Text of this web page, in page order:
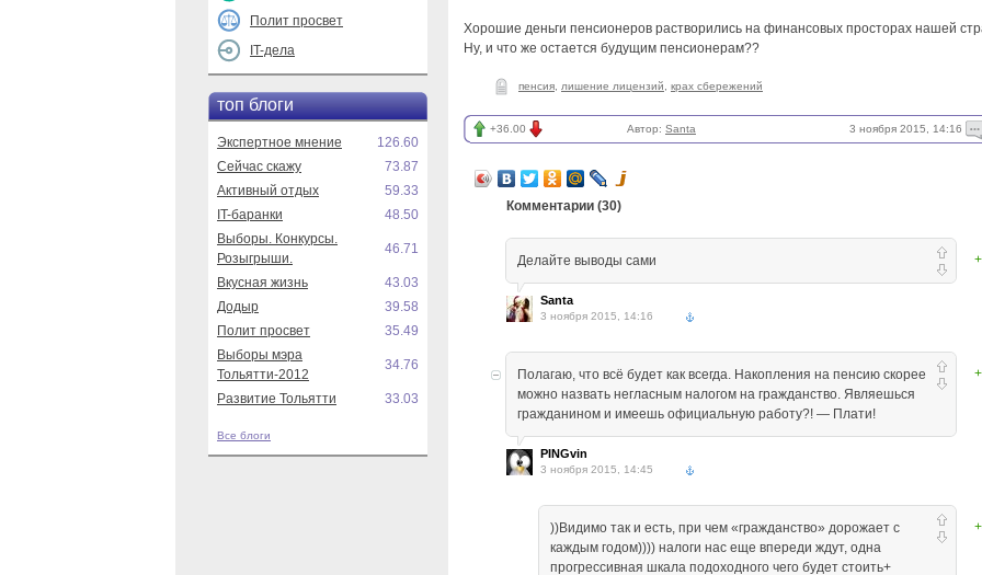
Полит просвет
IT-дела
топ блоги
Экспертное мнение
126.60
Сейчас скажу
73.87
Активный отдых
59.33
IT-баранки
48.50
Выборы. Конкурсы.
Розыгрыши.
46.71
Вкусная жизнь
43.03
Додыр
39.58
Полит просвет
35.49
Выборы мэра
Тольятти-2012
34.76
Развитие Тольятти 33.03
Все блоги
Хорошие деньги пенсионеров растворились на финансовых просторах нашей
Ну, и что же остается будущим пенсионерам??
пенсия лишение лицензий крах сбережений
+36.00 Автор: Santa 3 ноября 2015, 14:16
Комментарии (30)
Делайте выводы сами
Santa
3 ноября 2015, 14:16
Полагаю, что всё будет как всегда. Накопления на пенсию скорее
можно назвать негласным налогом на гражданство. Являешься
гражданином и имеешь официальную работу?! — Плати!
PINGvin
3 ноября 2015, 14:45
))Видимо так и есть, при чем «гражданство» дорожает с
каждым годом)))) налоги нас еще впереди ждут, одна
прогрессивная шкала подоходного чего будет стоить+